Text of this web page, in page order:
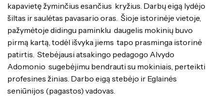
kapavietę žyminčius esančius kryžius. Darbų eigą lydėjo
šiltas ir saulėtas pavasario oras. Šioje istorinėje vietoje,
pažymėtoje didingu paminklu daugelis mokinių buvo
pirmą kartą, todėl išvyka jiems tapo prasminga istorinė
patirtis. Stebėjausi atsakingo pedagogo Alvydo
Adomonio sugebėjimu bendrauti su mokiniais, perteikti
profesines žinias. Darbo eigą stebėjo ir Eglainės
seniūnijos (pagastos) vadovas.